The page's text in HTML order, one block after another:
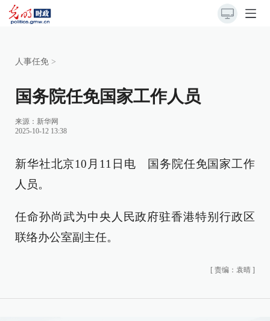
人事任免 >
国务院任免国家工作人员
来源： 新华网
2025-10-12 13:38
新华社北京10月11日电 国务院任免国家工作
人员。
任命孙尚武为中央人民政府驻香港特别行政区
联络办公室副主任。
[ 责编：袁晴 ]